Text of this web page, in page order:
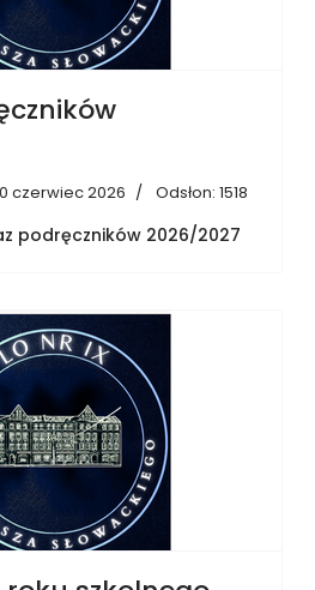
czerwiec 2026 Odsłon: 1518
podręczników 2026/2027